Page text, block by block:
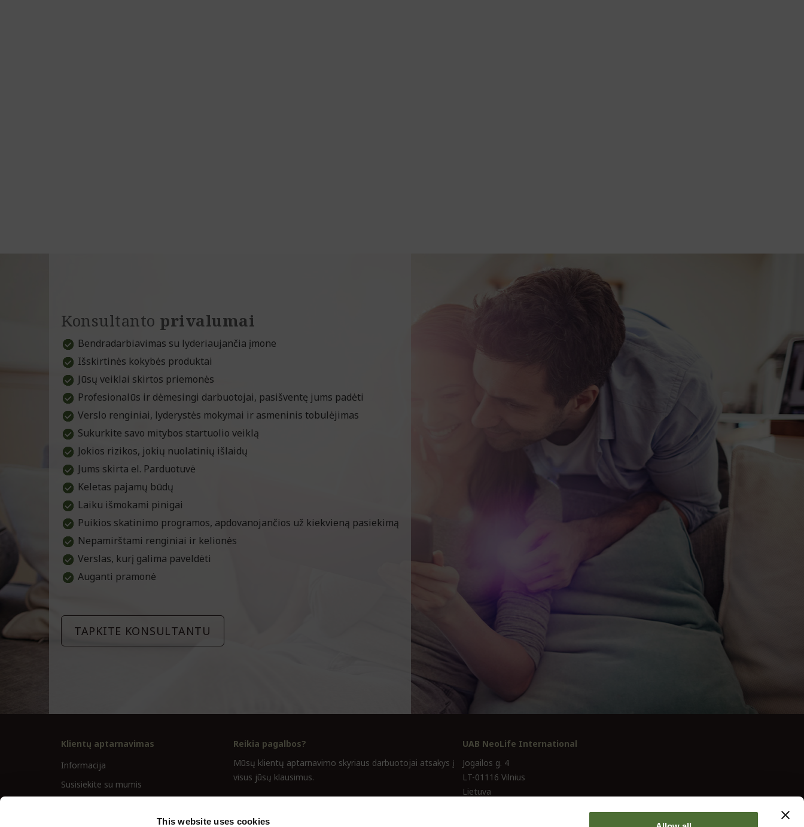
This website uses cookies
Konsultanto privalumai
Bendradarbiavimas su lyderiaujančia įmone
Išskirtinės kokybės produktai
Jūsų veiklai skirtos priemonės
Profesionalūs ir dėmesingi darbuotojai, pasišventę jums padėti
Verslo renginiai, lyderystės mokymai ir asmeninis tobulėjimas
Sukurkite savo mitybos startuolio veiklą
Jokios rizikos, jokių nuolatinių išlaidų
Jums skirta el. Parduotuvė
Keletas pajamų būdų
Laiku išmokami pinigai
Puikios skatinimo programos, apdovanojančios už kiekvieną pasiekimą
Nepamirštami renginiai ir kelionės
Verslas, kurį galima paveldėti
Auganti pramonė
TAPKITE KONSULTANTU
Klientų aptarnavimas
Informacija
Susisiekite su mumis
Reikia pagalbos?
Mūsų klientų aptarnavimo skyriaus darbuotojai atsakys į
visus jūsų klausimus.
UAB NeoLife International
Jogailos g. 4
LT-01116 Vilnius
Lietuva